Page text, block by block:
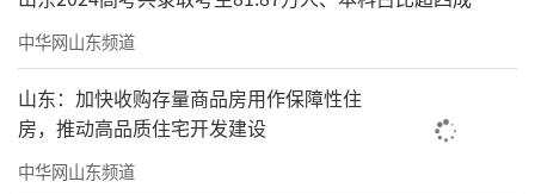
中华网山东频道
山东：加快收购存量商品房用作保障性住
房，推动高品质住宅开发建设
中华网山东频道